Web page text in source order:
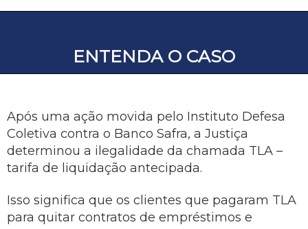
ENTENDA O CASO
Após uma ação movida pelo Instituto Defesa
Coletiva contra o Banco Safra, a Justiça
determinou a ilegalidade da chamada TLA –
tarifa de liquidação antecipada.
Isso significa que os clientes que pagaram TLA
para quitar contratos de empréstimos e